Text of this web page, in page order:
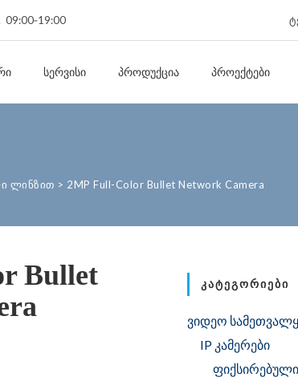
09:00‑19:00
ᲡᲔᲠᲕᲘᲡᲘ ᲞᲠᲝᲓᲣᲥᲪᲘᲐ ᲞᲠᲝᲔᲥᲢᲔᲑᲘ
ლინზით > 2MP Full-Color Bullet Network Camera
Bullet
ᲙᲐᲢᲔᲒᲝᲠᲘᲔᲑᲘ
ვიდეო
IP კამერები